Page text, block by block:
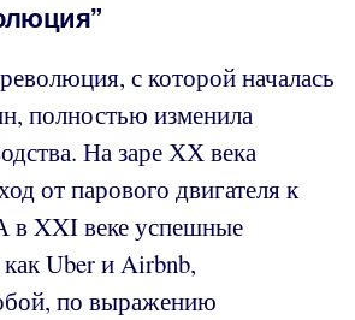
с которой началась
полностью изменила
На заре ХХ века
от парового двигателя к
в XXI веке успешные
Uber и Airbnb,
по выражению